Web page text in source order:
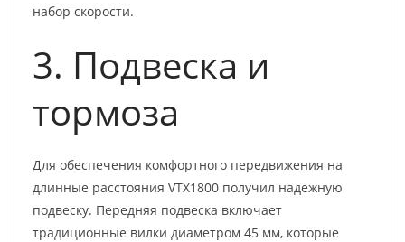
набор скорости.
3. Подвеска и
тормоза
Для обеспечения комфортного передвижения на
длинные расстояния VTX1800 получил надежную
подвеску. Передняя подвеска включает
традиционные вилки диаметром 45 мм, которые